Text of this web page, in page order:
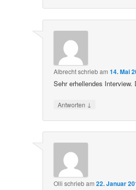
Albrechtschriebam14. Mai
Sehr erhellendes Interview.
Antworten ↓
Olli schriebam22. Januar